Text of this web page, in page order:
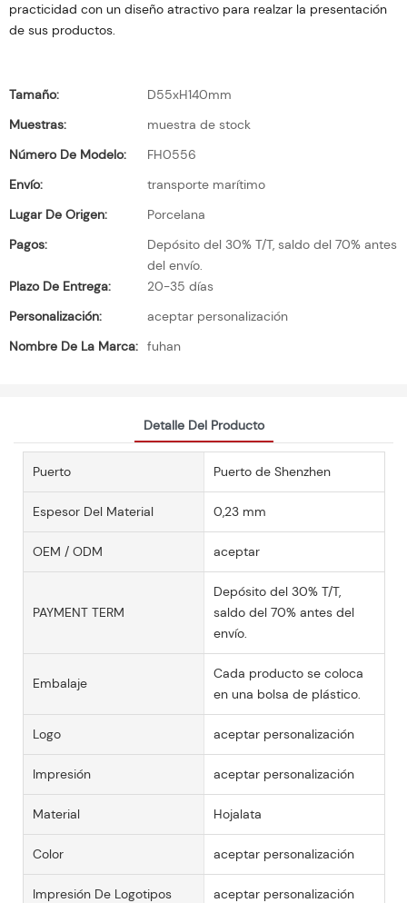
practicidad con un diseño atractivo para realzar la presentación
de sus productos.
Tamaño:
D55xH140mm
Muestras:
muestra de stock
Número De Modelo:
FH0556
Envío:
transporte marítimo
Lugar De Origen:
Porcelana
Pagos:
Depósito del 30% T/T, saldo del 70% antes
del envío.
Plazo De Entrega:
20-35 días
Personalización:
aceptar personalización
Nombre De La Marca: fuhan
Detalle Del Producto
Puerto Puerto de Shenzhen
Espesor Del Material 0,23 mm
OEM / ODM aceptar
PAYMENT TERM
Depósito del 30% T/T,
saldo del 70% antes del
envío.
Embalaje
Cada producto se coloca
en una bolsa de plástico.
Logo aceptar personalización
Impresión aceptar personalización
Material Hojalata
Color aceptar personalización
Impresión De Logotipos aceptar personalización